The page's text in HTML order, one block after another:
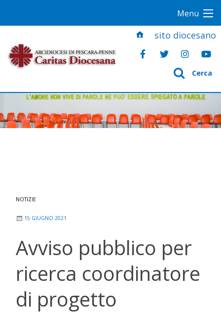
n
t
Menu
sito diocesano
Cerca
NOTIZIE
15 GIUGNO 2021
Avviso pubblico per
ricerca coordinatore
di progetto